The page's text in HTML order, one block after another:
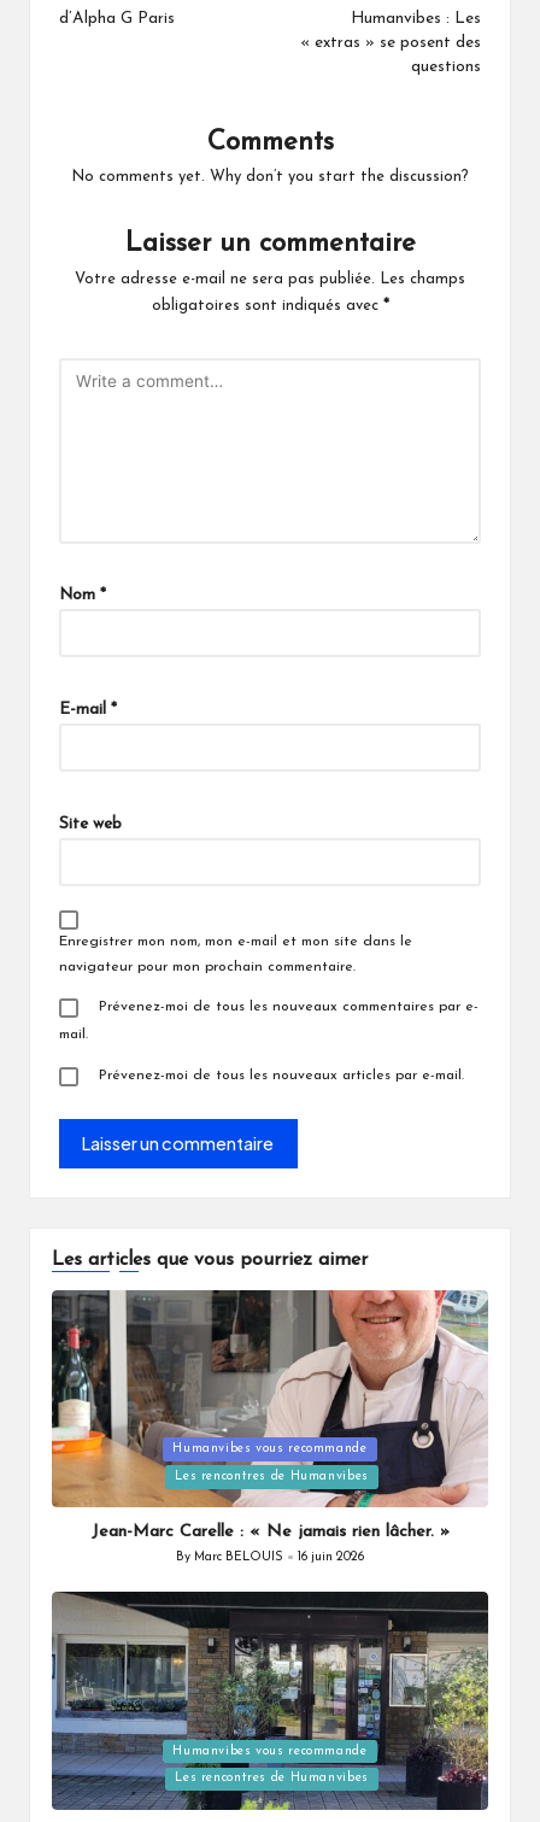
d’Alpha G Paris
Humanvibes : Les
« extras » se posent des
questions
Comments
No comments yet. Why don’t you start the discussion?
Laisser un commentaire
Votre adresse e-mail ne sera pas publiée.
Les champs
obligatoires sont indiqués avec *
Nom *
E-mail *
Site web
Enregistrer mon nom, mon e-mail et mon site dans le
navigateur pour mon prochain commentaire.
Prévenez-moi de tous les nouveaux commentaires par e-
mail.
Prévenez-moi de tous les nouveaux articles par e-mail.
Les articles que vous pourriez aimer
Posted
Humanvibes vous recommande
Les rencontres de Humanvibes
Jean-Marc Carelle : « Ne jamais rien lâcher. »
Posted
By Marc BELOUIS 16 juin 2026
Posted
in
Humanvibes vous recommande
Les rencontres de Humanvibes